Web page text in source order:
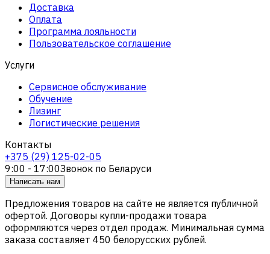
Доставка
Оплата
Программа лояльности
Пользовательское соглашение
Услуги
Сервисное обслуживание
Обучение
Лизинг
Логистические решения
Контакты
+375 (29) 125-02-05
9:00 - 17:00Звонок по Беларуси
Написать нам
Предложения товаров на сайте не является публичной
офертой. Договоры купли-продажи товара
оформляются через отдел продаж. Минимальная сумма
заказа составляет 450 белорусских рублей.